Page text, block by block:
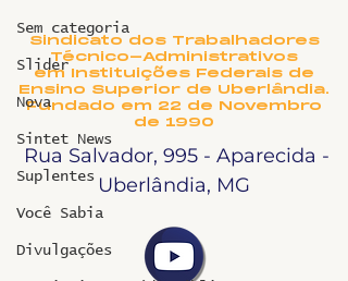
Sem categoria
Slider
Nova
Sintet News
Suplentes
Você Sabia
Divulgações
Sindicato dos Trabalhadores
Técnico-Administrativos
em Instituições Federais de
Ensino Superior de Uberlândia.
Fundado em 22 de Novembro
de 1990
Rua Salvador, 995 - Aparecida -
Uberlândia, MG